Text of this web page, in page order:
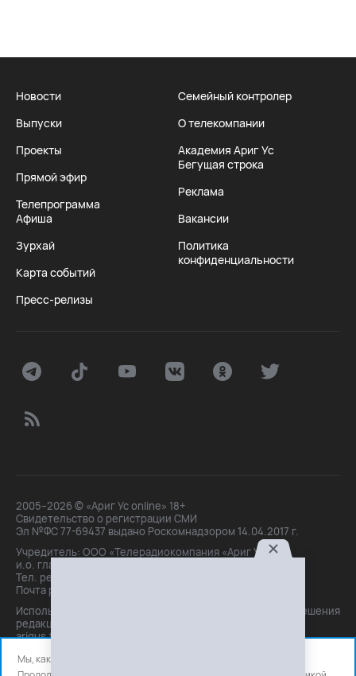
Новости
Выпуски
Проекты
Прямой эфир
Телепрограмма
Афиша
Зурхай
Карта событий
Пресс-релизы
Семейный контролер
О телекомпании
Академия Ариг Ус
Бегущая строка
Реклама
Вакансии
Политика
конфиденциальности
2005–2026 © «Ариг Ус online» 18+
Свидетельство о регистрации СМИ
Эл №ФС 77-69437 выдано Роскомнадзором 14.04.2017 г.
Учредитель: ООО «Телерадиокомпания «Ариг Ус»,
и.о. главного редактора: Маханова О.Б.
Тел. peдakции: +7(3012)21-30-14,
Почта peдakции: editor@arigus.tv
Использование материалов только с письменного разрешения
редакции. При цитировании прямая активная ссылка на
arigus.tv обязательна.
Мы, как и все используем файлы cookie и сервисы аналитики.